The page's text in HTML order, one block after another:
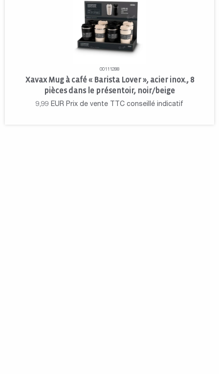
00111288
Xavax Mug à café « Barista Lover », acier inox., 8
pièces dans le présentoir, noir/beige
9,99 EUR Prix de vente TTC conseillé indicatif